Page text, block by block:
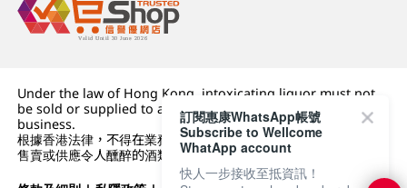
Under the law of Hong Kong, intoxicating liquor must not
be sold or supplied to a minor (under 18) in the course of
business.
根據香港法律，不得在業務過程中，向未成年人 (18 歲以下人士)
售賣或供應令人醺醉的酒類。
訂閱惠康WhatsApp帳號
Subscribe to Wellcome
WhatApp account
快人一步接收至抵資訊！